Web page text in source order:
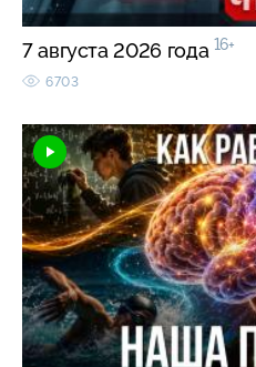
7 августа 2026 года 16+
6703